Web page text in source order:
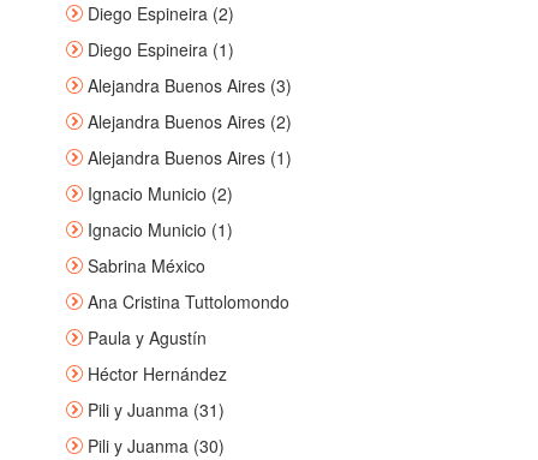
Diego Espineira (2)
Diego Espineira (1)
Alejandra Buenos Aires (3)
Alejandra Buenos Aires (2)
Alejandra Buenos Aires (1)
Ignacio Municio (2)
Ignacio Municio (1)
Sabrina México
Ana Cristina Tuttolomondo
Paula y Agustín
Héctor Hernández
Pili y Juanma (31)
Pili y Juanma (30)